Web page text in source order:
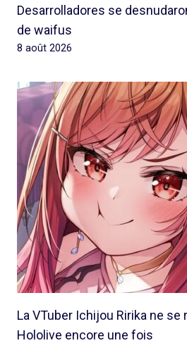
Desarrolladores se
de waifus
8 août 2026
La VTuber Ichijou Ririka ne se
Hololive encore une fois